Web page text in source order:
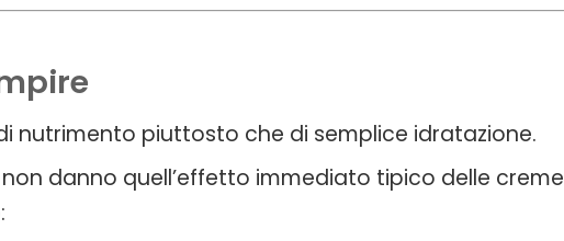
nutrimento piuttosto che di semplice idratazione.
danno quell’effetto immediato tipico delle creme